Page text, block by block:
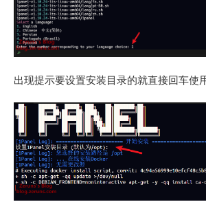
出现提示要设置安装目录的就直接回车使